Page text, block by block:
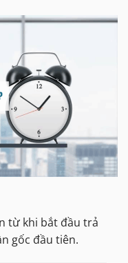
từ khi bắt đầu trả
gốc đầu tiên.